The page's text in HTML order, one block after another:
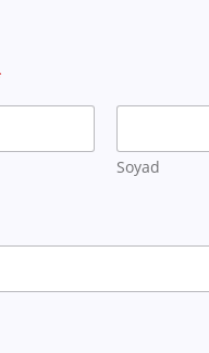
Soyad